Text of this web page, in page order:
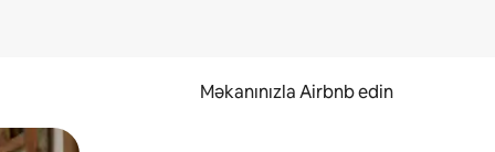
Məkanınızla Airbnb edin